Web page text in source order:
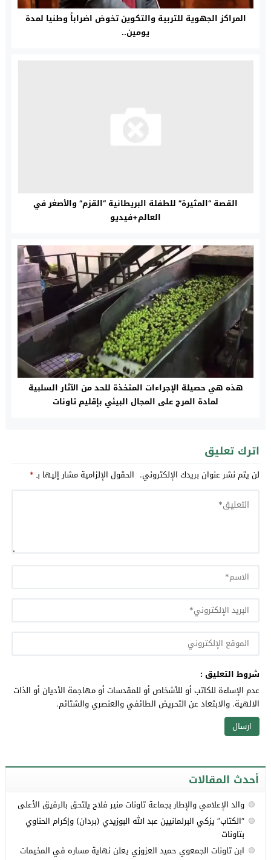
المراكز الجهوية للتربية والتكوين تخوض اضراباً وطنيا لمدة
يومين..
القصة “المثيرة” للطفلة البريطانية “القزم” والأصغر في
العالم+فيديو
هذه هي حصيلة الإجراءات المتخذة للحد من الآثار السلبية
لمادة المرج على المجال البيئي بإقليم تاونات
اترك تعليق
لن يتم نشر عنوان بريدك الإلكتروني. الحقول الإلزامية مشار إليها بـ*
شروط التعليق :
عدم الإساءة للكاتب أو للأشخاص أو للمقدسات أو مهاجمة الأديان أو الذات
الالهية. والابتعاد عن التحريض الطائفي والعنصري والشتائم.
أحدث المقالات
والد الإعلامي والإطار بجماعة تاونات منير فلاح يلتحق بالرفيق الأعلى
“الكتاب” يزكي البرلمانيين عبد الله البوزيدي (بردان) وإكرام الحناوي
بتاونات
ابن تاونات الجمعوي حميد العزوزي يعلن نهاية مساره في المخيمات